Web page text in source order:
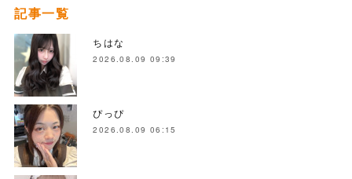
記事一覧
ちはな
2026.08.09 09:39
ぴっぴ
2026.08.09 06:15